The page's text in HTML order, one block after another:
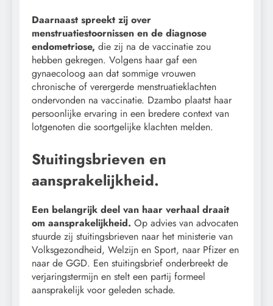
Daarnaast spreekt zij over
menstruatiestoornissen en de diagnose
endometriose, die zij na de vaccinatie zou
hebben gekregen. Volgens haar gaf een
gynaecoloog aan dat sommige vrouwen
chronische of verergerde menstruatieklachten
ondervonden na vaccinatie. Dzambo plaatst haar
persoonlijke ervaring in een bredere context van
lotgenoten die soortgelijke klachten melden.
Stuitingsbrieven en
aansprakelijkheid.
Een belangrijk deel van haar verhaal draait
om aansprakelijkheid. Op advies van advocaten
stuurde zij stuitingsbrieven naar het ministerie van
Volksgezondheid, Welzijn en Sport, naar Pfizer en
naar de GGD. Een stuitingsbrief onderbreekt de
verjaringstermijn en stelt een partij formeel
aansprakelijk voor geleden schade.